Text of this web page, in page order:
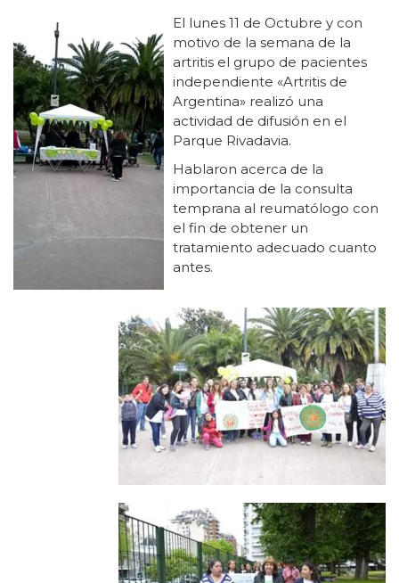
El lunes 11 de Octubre y con
motivo de la semana de la
artritis el grupo de pacientes
independiente «Artritis de
Argentina» realizó una
actividad de difusión en el
Parque Rivadavia.
Hablaron acerca de la
importancia de la consulta
temprana al reumatólogo con
el fin de obtener un
tratamiento adecuado cuanto
antes.